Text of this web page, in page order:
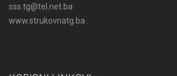
sss.tg@tel.net.ba
www.strukovnatg.ba .